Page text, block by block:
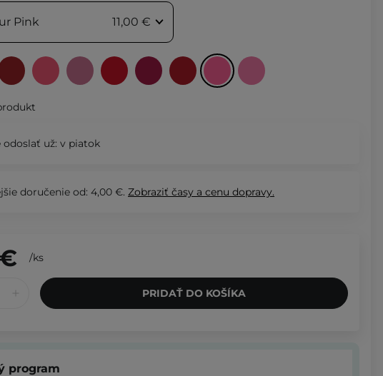
Pink 11,00 €
odoslať už: v piatok
doručenie od: 4,00 €. Zobraziť časy a cenu dopravy.
/ks
PRIDAŤ DO KOŠÍKA
program